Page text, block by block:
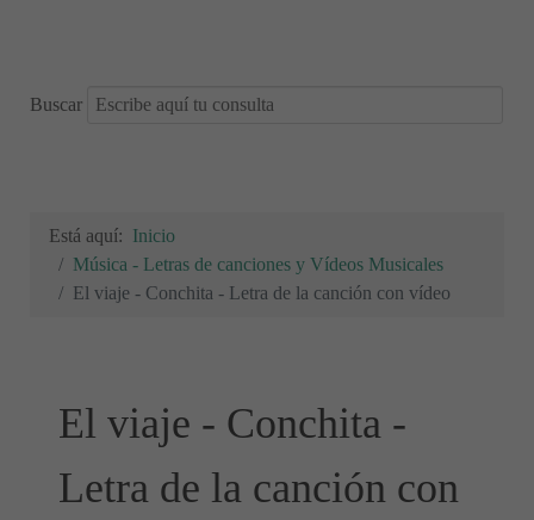
Buscar
Está aquí: Inicio
Música - Letras de canciones y Vídeos Musicales
El viaje - Conchita - Letra de la canción con vídeo
El viaje - Conchita -
Letra de la canción con